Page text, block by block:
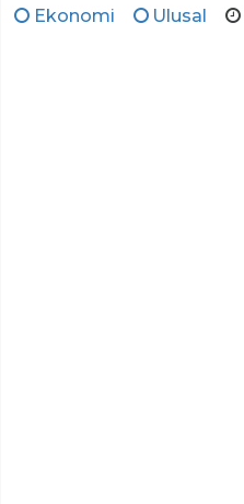
Ekonomi Ulusal